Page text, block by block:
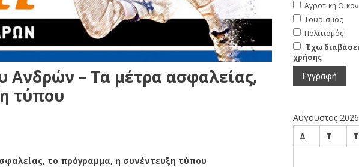
Ανδρών – Τα μέτρα ασφαλείας,
τύπου
το πρόγραμμα, η συνέντευξη τύπου
Αγροτική
Τουρισμός
Πολιτισμός
Έχω
χρήσης
Αύγουστος 2026
Δ
Τ Τ